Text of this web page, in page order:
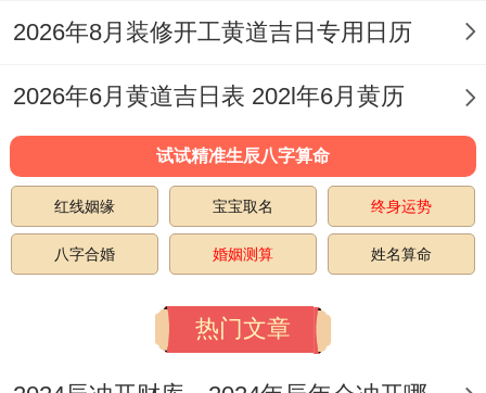
现代人还面临一个新问题——气候变化对传
况，2025年就要引以为戒。有位福建的朋友
就分享、他们特意选在5月25日这个天赦日
修坟,到头来碰巧遇到小雨，倒是应了"遇水
但要看、假定遇到 天气，哪怕黄历写着吉日
2026年8月装修开工黄道吉日专用日历
2026年6月黄道吉日表 202l年6月黄历
试试精准生辰八字算命
红线姻缘 宝宝取名 终身运势
八字合婚 婚姻测算 姓名算命
热门文章